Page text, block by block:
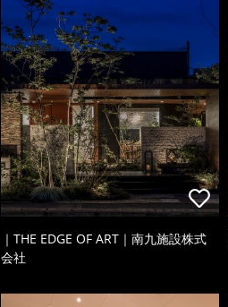
｜THE EDGE OF ART｜南九施設株式
会社